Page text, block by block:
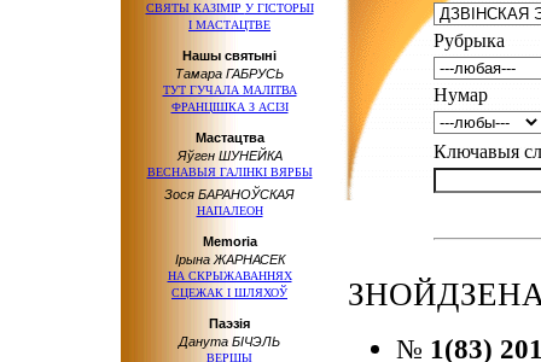
СВЯТЫ КАЗІМІР У ГІСТОРЫІ
І МАСТАЦТВЕ
Нашы святыні
Тамара ГАБРУСЬ
ТУТ ГУЧАЛА МАЛІТВА
ФРАНЦІШКА З АСІЗІ
Мастацтва
Яўген ШУНЕЙКА
ВЕСНАВЫЯ ГАЛІНКІ ВЯРБЫ
Зося БАРАНОЎСКАЯ
НАПАЛЕОН
Memoria
Ірына ЖАРНАСЕК
НА СКРЫЖАВАННЯХ
СЦЕЖАК І ШЛЯХОЎ
Паэзія
Данута БІЧЭЛЬ
ВЕРШЫ
Рубрыка
Нумар
Ключавыя
№ 1(83)